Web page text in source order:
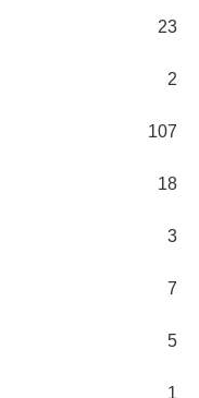
23
2
107
18
3
7
5
1